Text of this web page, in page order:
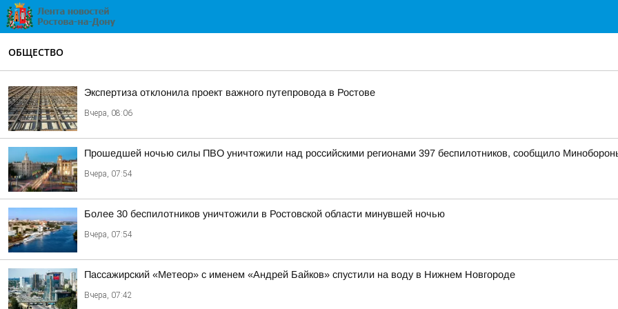
ОБЩЕСТВО
Экспертиза отклонила проект важного путепровода в Ростове
Вчера, 08:06
Прошедшей ночью силы ПВО уничтожили над российскими регионами 397 беспилотников, сообщило
Вчера, 07:54
Более 30 беспилотников уничтожили в Ростовской области минувшей ночью
Вчера, 07:54
Пассажирский «Метеор» с именем «Андрей Байков» спустили на воду в Нижнем Новгороде
Вчера, 07:42